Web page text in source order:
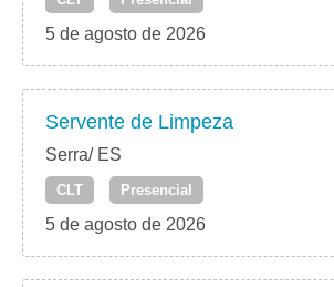
5 de agosto de 2026
Servente de Limpeza
Serra/ ES
CLT Presencial
5 de agosto de 2026